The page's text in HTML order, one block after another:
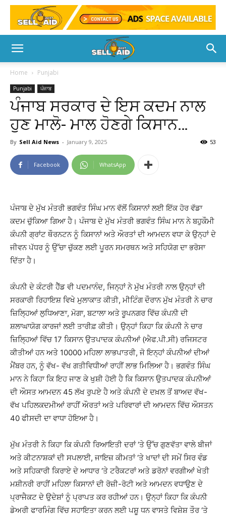
Home Punjabi
Punjabi ਪੰਜਾਬ
ਪੰਜਾਬ ਸਰਕਾਰ ਦੇ ਇਸ ਕਦਮ ਨਾਲ
ਹੁਣ ਮਾਲੋ- ਮਾਲ ਹੋਣਗੇ ਕਿਸਾਨ…
By Sell Aid News - January 9, 2025 53
Facebook WhatsApp
ਪੰਜਾਬ ਦੇ ਮੁੱਖ ਮੰਤਰੀ ਭਗਵੰਤ ਸਿੰਘ ਮਾਨ ਵੱਲੋਂ ਕਿਸਾਨਾਂ ਲਈ ਇੱਕ ਹੋਰ ਵੱਡਾ
ਕਦਮ ਚੁੱਕਿਆ ਗਿਆ ਹੈ। ਪੰਜਾਬ ਦੇ ਮੁੱਖ ਮੰਤਰੀ ਭਗਵੰਤ ਸਿੰਘ ਮਾਨ ਨੇ ਬਹੁਕੌਮੀ
ਕੰਪਨੀ ਗ੍ਰਾਂਟ ਥੌਰਨਟਨ ਨੂੰ ਕਿਸਾਨਾਂ ਅਤੇ ਔਰਤਾਂ ਦੀ ਆਮਦਨ ਵਧਾ ਕੇ ਉਨ੍ਹਾਂ ਦੇ
ਜੀਵਨ ਪੱਧਰ ਨੂੰ ਉੱਚਾ ਚੁੱਕਣ ਲਈ ਪੂਰਨ ਸਮਰਥਨ ਅਤੇ ਸਹਿਯੋਗ ਦਾ ਭਰੋਸਾ
ਦਿੱਤਾ ਹੈ।
ਕੰਪਨੀ ਦੇ ਕੰਟਰੀ ਹੈੱਡ ਵੀ ਪਦਮਾਨੰਦ, ਜਿਨ੍ਹਾਂ ਨੇ ਮੁੱਖ ਮੰਤਰੀ ਨਾਲ ਉਨ੍ਹਾਂ ਦੀ
ਸਰਕਾਰੀ ਰਿਹਾਇਸ਼ ਵਿਖੇ ਮੁਲਾਕਾਤ ਕੀਤੀ, ਮੀਟਿੰਗ ਦੌਰਾਨ ਮੁੱਖ ਮੰਤਰੀ ਨੇ ਚਾਰ
ਜ਼ਿਲ੍ਹਿਆਂ ਲੁਧਿਆਣਾ, ਮੋਗਾ, ਬਟਾਲਾ ਅਤੇ ਰੂਪਨਗਰ ਵਿੱਚ ਕੰਪਨੀ ਦੀ
ਸ਼ਲਾਘਾਯੋਗ ਕਾਰਜਾਂ ਲਈ ਤਾਰੀਫ਼ ਕੀਤੀ। ਉਨ੍ਹਾਂ ਕਿਹਾ ਕਿ ਕੰਪਨੀ ਨੇ ਚਾਰ
ਜ਼ਿਲ੍ਹਿਆਂ ਵਿੱਚ 17 ਕਿਸਾਨ ਉਤਪਾਦਕ ਕੰਪਨੀਆਂ (ਐਫ.ਪੀ.ਸੀ) ਰਜਿਸਟਰ
ਕੀਤੀਆਂ ਹਨ ਅਤੇ 10000 ਮਹਿਲਾ ਲਾਭਪਾਤਰੀ, ਜੋ ਇਨ੍ਹਾਂ ਕੰਪਨੀਆਂ ਦੀਆਂ
ਮੈਂਬਰ ਹਨ, ਨੂੰ ਵੱਖ- ਵੱਖ ਗਤੀਵਿਧੀਆਂ ਰਾਹੀਂ ਲਾਭ ਮਿਲਿਆ ਹੈ। ਭਗਵੰਤ ਸਿੰਘ
ਮਾਨ ਨੇ ਕਿਹਾ ਕਿ ਇਹ ਜਾਣ ਕੇ ਖੁਸ਼ੀ ਹੋਈ ਹੈ ਕਿ ਕਿਸਾਨ ਉਤਪਾਦਕ ਕੰਪਨੀਆਂ
ਦੀ ਔਸਤ ਆਮਦਨ 45 ਲੱਖ ਰੁਪਏ ਹੈ ਅਤੇ ਕੰਪਨੀ ਦੇ ਦਖ਼ਲ ਤੋਂ ਬਾਅਦ ਵੱਖ-
ਵੱਖ ਪਹਿਲਕਦਮੀਆਂ ਰਾਹੀਂ ਔਰਤਾਂ ਅਤੇ ਪਰਿਵਾਰਾਂ ਦੀ ਆਮਦਨ ਵਿੱਚ ਔਸਤਨ
40 ਫੀਸਦੀ ਦਾ ਵਾਧਾ ਹੋਇਆ ਹੈ।
ਮੁੱਖ ਮੰਤਰੀ ਨੇ ਕਿਹਾ ਕਿ ਕੰਪਨੀ ਰਿਆਇਤੀ ਦਰਾਂ ‘ਤੇ ਉੱਚ ਗੁਣਵੱਤਾ ਵਾਲੇ ਬੀਜਾਂ
ਅਤੇ ਕੀਟਨਾਸ਼ਕਾਂ ਦੀ ਸਪਲਾਈ, ਜਾਇਜ਼ ਕੀਮਤਾਂ ‘ਤੇ ਖਾਦਾਂ ਦੀ ਸਮੇਂ ਸਿਰ ਵੰਡ
ਅਤੇ ਸਹਿਕਾਰੀ ਕਿਰਾਏ ਦੇ ਆਧਾਰ ‘ਤੇ ਟਰੈਕਟਰਾਂ ਅਤੇ ਡਰੋਨਾਂ ਵਰਗੀਆਂ ਖੇਤੀ
ਮਸ਼ੀਨਰੀ ਰਾਹੀਂ ਮਹਿਲਾ ਕਿਸਾਨਾਂ ਦੀ ਰੋਜ਼ੀ-ਰੋਟੀ ਅਤੇ ਆਮਦਨ ਵਧਾਉਣ ਦੇ
ਪ੍ਰਾਜੈਕਟ ਦੇ ਉਦੇਸ਼ਾਂ ਨੂੰ ਪ੍ਰਾਪਤ ਕਰ ਰਹੀਆਂ ਹਨ। ਉਨ੍ਹਾਂ ਕਿਹਾ ਕਿ ਕੰਪਨੀ
ਡੇਅਰੀ ਫਾਰਮਿੰਗ ਵਿੱਚ ਸਹਾਇਤਾ ਕਰਨ ਲਈ ਪਸ਼ੂ ਧਨ ਵਾਸਤੇ ਵਿਸ਼ੇਸ਼ ਤੌਰ ‘ਤੇ